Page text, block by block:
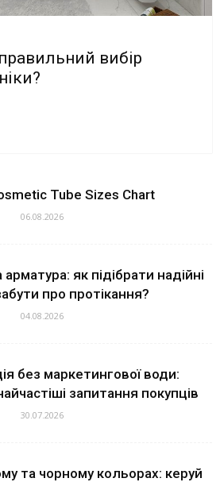
вибір
Tube Sizes Chart
06.08.2026
як підібрати надійні
про протікання?
04.08.2026
без маркетингової води:
запитання покупців
30.07.2026
та чорному кольорах: керуй